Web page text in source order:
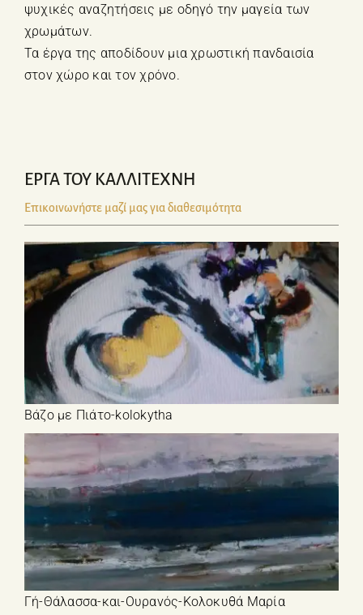
ψυχικές αναζητήσεις με οδηγό την μαγεία των
χρωμάτων.
Τα έργα της αποδίδουν μια χρωστική πανδαισία
στον χώρο και τον χρόνο.
ΕΡΓΑ ΤΟΥ ΚΑΛΛΙΤΕΧΝΗ
Επικοινωνήστε μαζί μας για διαθεσιμότητα
Βάζο με Πιάτο-kolokytha
Γή-Θάλασσα-και-Ουρανός-Κολοκυθά Μαρία